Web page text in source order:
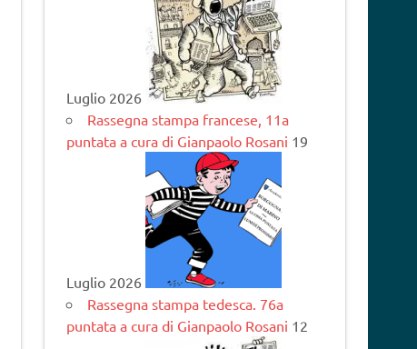
Luglio 2026
Rassegna stampa francese, 11a
puntata a cura di Gianpaolo Rosani 19
Luglio 2026
Rassegna stampa tedesca. 76a
puntata a cura di Gianpaolo Rosani 12